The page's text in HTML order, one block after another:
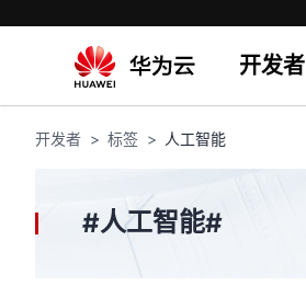
开发者
开发者 标签 人工智能
#人工智能#